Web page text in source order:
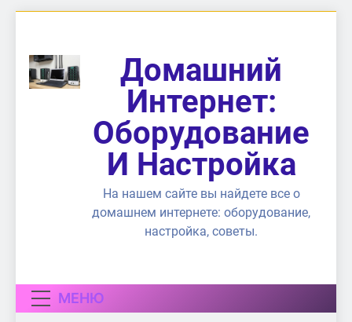
содержимому
Домашний
Интернет:
Оборудование
И Настройка
На нашем сайте вы найдете все о
домашнем интернете: оборудование,
настройка, советы.
МЕНЮ